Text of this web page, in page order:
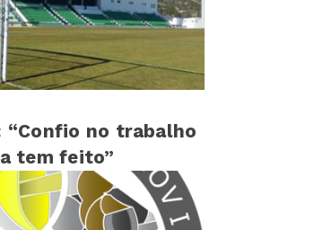
“Confio no trabalho
tem feito”